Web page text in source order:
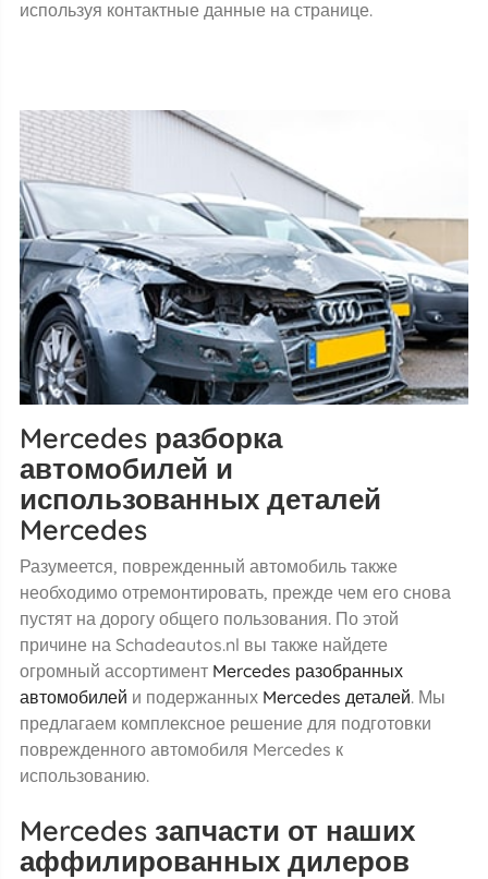
используя контактные данные на странице.
Mercedes разборка
автомобилей и
использованных деталей
Mercedes
Разумеется, поврежденный автомобиль также
необходимо отремонтировать, прежде чем его снова
пустят на дорогу общего пользования. По этой
причине на Schadeautos.nl вы также найдете
огромный ассортимент Mercedes разобранных
автомобилей и подержанных Mercedes деталей. Мы
предлагаем комплексное решение для подготовки
поврежденного автомобиля Mercedes к
использованию.
Mercedes запчасти от наших
аффилированных дилеров